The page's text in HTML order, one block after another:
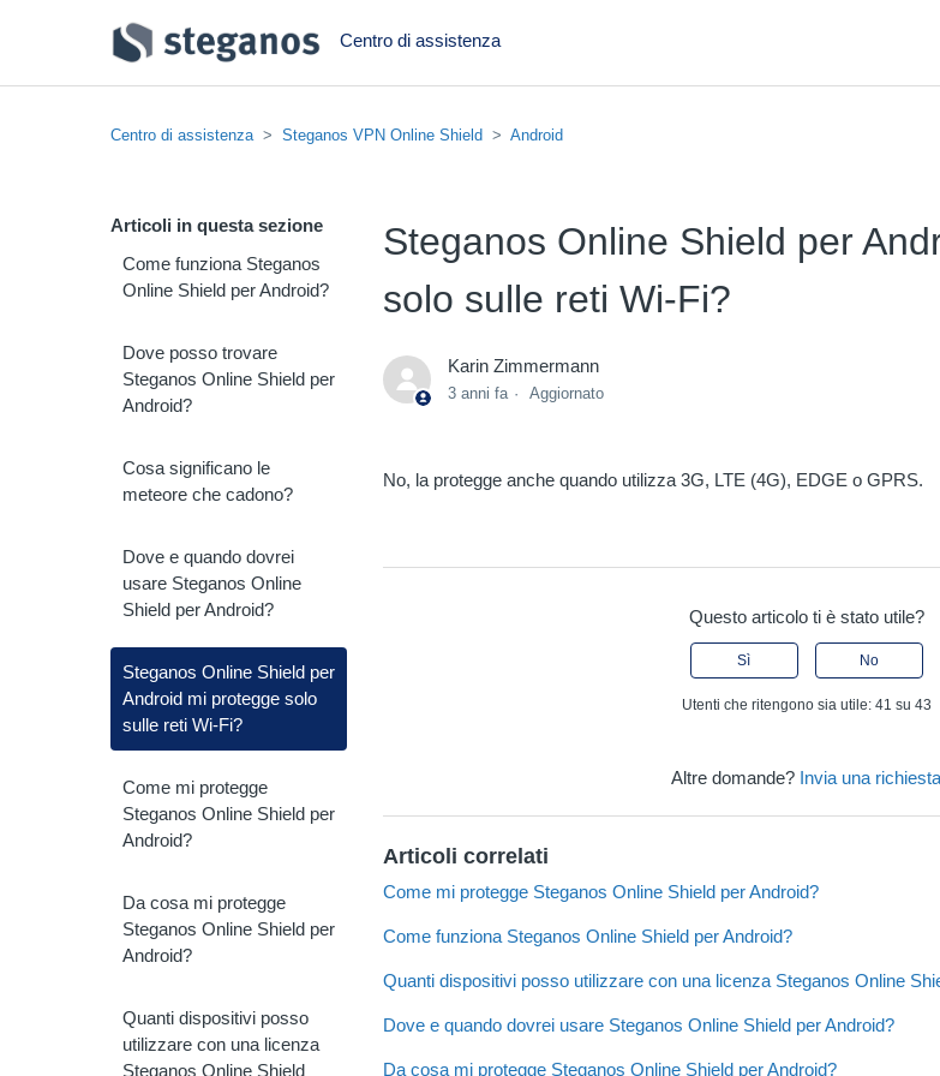
Centro di assistenza
Centro di assistenza Steganos VPN Online Shield Android
Articoli in questa sezione
Come funziona Steganos
Online Shield per Android?
Dove posso trovare
Steganos Online Shield per
Android?
Cosa significano le
meteore che cadono?
Dove e quando dovrei
usare Steganos Online
Shield per Android?
Steganos Online Shield per
Android mi protegge solo
sulle reti Wi-Fi?
Come mi protegge
Steganos Online Shield per
Android?
Da cosa mi protegge
Steganos Online Shield per
Android?
Quanti dispositivi posso
utilizzare con una licenza
Steganos Online Shield
Steganos Online Shield per
solo sulle reti Wi-Fi?
Karin Zimmermann
3 anni fa Aggiornato
No, la protegge anche quando utilizza 3G, LTE (4G), EDGE o GPRS.
Questo articolo ti è stato utile?
Sì No
Utenti che ritengono sia utile: 41 su 43
Altre domande? Invia una
Articoli correlati
Come mi protegge Steganos Online Shield per Android?
Come funziona Steganos Online Shield per Android?
Quanti dispositivi posso utilizzare con una licenza Steganos Online
Dove e quando dovrei usare Steganos Online Shield per Android?
Da cosa mi protegge Steganos Online Shield per Android?